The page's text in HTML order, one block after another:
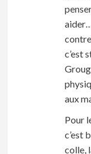
c’est
aux
Pour
c’est
colle,